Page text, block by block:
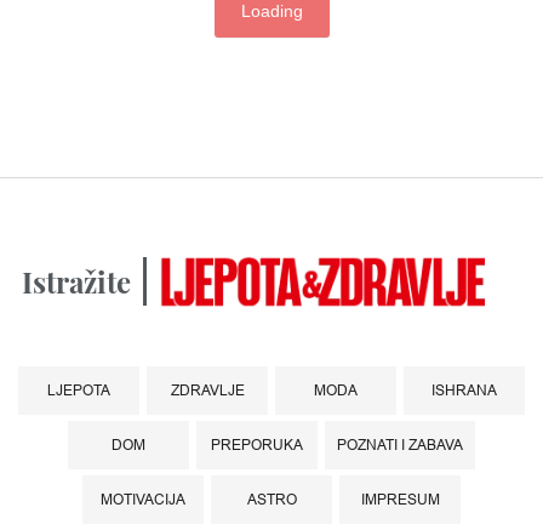
Loading
Istražite
LJEPOTA ZDRAVLJE MODA ISHRANA
DOM PREPORUKA POZNATI I ZABAVA
MOTIVACIJA ASTRO IMPRESUM